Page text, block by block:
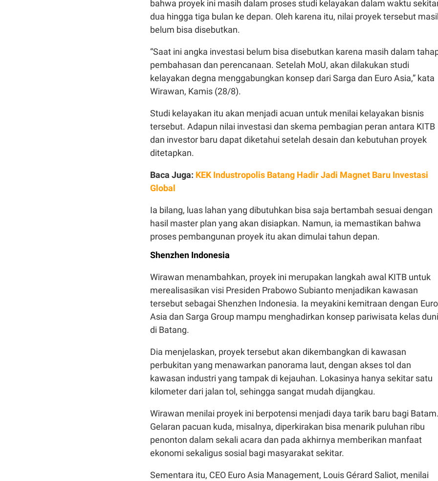
bahwa proyek ini masih dalam proses studi kelayakan dalam waktu
dua hingga tiga bulan ke depan. Oleh karena itu, nilai proyek tersebut
belum bisa disebutkan.
“Saat ini angka investasi belum bisa disebutkan karena masih dalam
pembahasan dan perencanaan. Setelah MoU, akan dilakukan studi
kelayakan degna menggabungkan konsep dari Sarga dan Euro Asia,” kata
Wirawan, Kamis (28/8).
Studi kelayakan itu akan menjadi acuan untuk menilai kelayakan bisnis
tersebut. Adapun nilai investasi dan skema pembagian peran antara KITB
dan investor baru dapat diketahui setelah desain dan kebutuhan proyek
ditetapkan.
Baca Juga: KEK Industropolis Batang Hadir Jadi Magnet Baru Investasi
Global
Ia bilang, luas lahan yang dibutuhkan bisa saja bertambah sesuai dengan
hasil master plan yang akan disiapkan. Namun, ia memastikan bahwa
proses pembangunan proyek itu akan dimulai tahun depan.
Shenzhen Indonesia
Wirawan menambahkan, proyek ini merupakan langkah awal KITB untuk
merealisasikan visi Presiden Prabowo Subianto menjadikan kawasan
tersebut sebagai Shenzhen Indonesia. Ia meyakini kemitraan dengan Euro
Asia dan Sarga Group mampu menghadirkan konsep pariwisata kelas
di Batang.
Dia menjelaskan, proyek tersebut akan dikembangkan di kawasan
perbukitan yang menawarkan panorama laut, dengan akses tol dan
kawasan industri yang tampak di kejauhan. Lokasinya hanya sekitar satu
kilometer dari jalan tol, sehingga sangat mudah dijangkau.
Wirawan menilai proyek ini berpotensi menjadi daya tarik baru bagi Batam.
Gelaran pacuan kuda, misalnya, diperkirakan bisa menarik puluhan ribu
penonton dalam sekali acara dan pada akhirnya memberikan manfaat
ekonomi sekaligus sosial bagi masyarakat sekitar.
Sementara itu, CEO Euro Asia Management, Louis Gérard Saliot, menilai